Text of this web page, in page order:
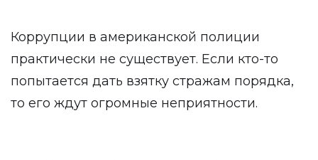
Коррупции в американской полиции
практически не существует. Если кто-то
попытается дать взятку стражам порядка,
то его ждут огромные неприятности.